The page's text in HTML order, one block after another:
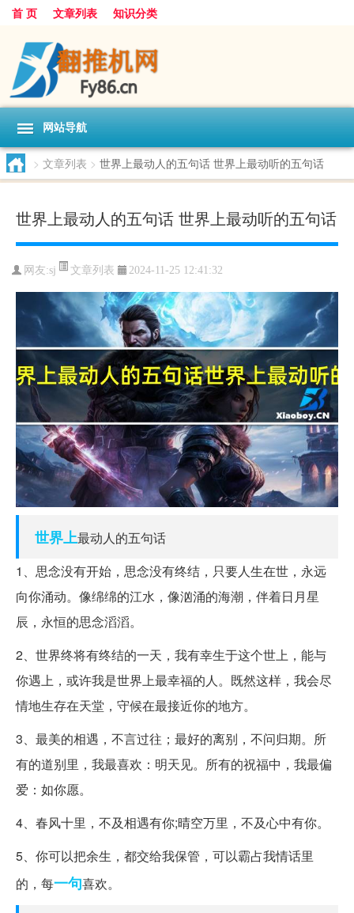
首 页 文章列表 知识分类
网站导航
> 文章列表 > 世界上最动人的五句话 世界上最动听的五句话
世界上最动人的五句话 世界上最动听的五句话
网友:sj 文章列表 2024-11-25 12:41:32
世界上最动人的五句话
1、思念没有开始，思念没有终结，只要人生在世，永远
向你涌动。像绵绵的江水，像汹涌的海潮，伴着日月星
辰，永恒的思念滔滔。
2、世界终将有终结的一天，我有幸生于这个世上，能与
你遇上，或许我是世界上最幸福的人。既然这样，我会尽
情地生存在天堂，守候在最接近你的地方。
3、最美的相遇，不言过往；最好的离别，不问归期。所
有的道别里，我最喜欢：明天见。所有的祝福中，我最偏
爱：如你愿。
4、春风十里，不及相遇有你;晴空万里，不及心中有你。
5、你可以把余生，都交给我保管，可以霸占我情话里
的，每一句喜欢。